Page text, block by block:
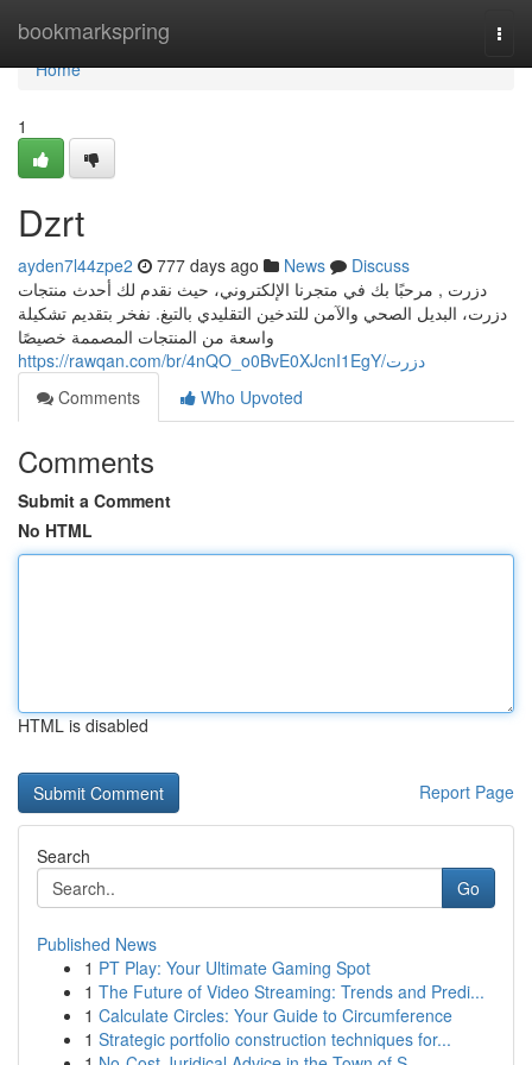
bookmarkspring
Home
Home
1
Dzrt
ayden7l44zpe2 777 days ago News
Discuss
دزرت , مرحبًا بك في متجرنا الإلكتروني، حيث نقدم لك أحدث منتجات
دزرت، البديل الصحي والآمن للتدخين التقليدي بالتبغ. نفخر بتقديم تشكيلة
واسعة من المنتجات المصممة خصيصًا
https://rawqan.com/br/4nQO_o0BvE0XJcnI1EgY/دزرت
Comments
Who Upvoted
Comments
Submit a Comment
No HTML
HTML is disabled
Report Page
Search
Go
Published News
1 PT Play: Your Ultimate Gaming Spot
1 The Future of Video Streaming: Trends and Predi...
1 Calculate Circles: Your Guide to Circumference
1 Strategic portfolio construction techniques for...